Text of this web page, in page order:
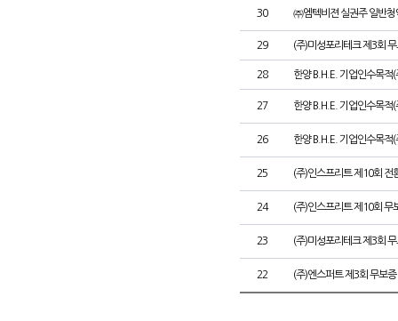
30 ㈜엠텍비젼 실권주 일반청
29 (주)미성포리테크 제3회
28 한양 B.H.E. 기업인수목적
27 한양 B.H.E. 기업인수목
26 한양 B.H.E. 기업인수목적
25 (주)인스프리트 제10회 전
24 (주)인스프리트 제10회 무
23 (주)미성포리테크 제3회
22 (주)엔스퍼트 제3회 무보